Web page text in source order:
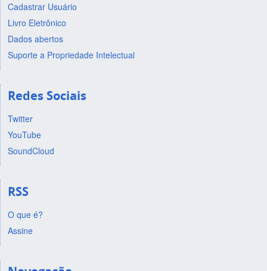
Cadastrar Usuário
Livro Eletrônico
Dados abertos
Suporte a Propriedade Intelectual
Redes Sociais
Twitter
YouTube
SoundCloud
RSS
O que é?
Assine